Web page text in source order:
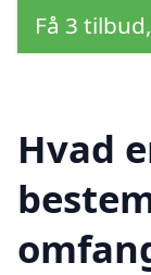
Få 3
Hvad